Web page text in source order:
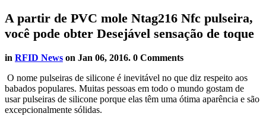
A partir de PVC mole Ntag216 Nfc pulseira,
você pode obter Desejável sensação de toque
in RFID News on Jan 06, 2016. 0 Comments
O nome pulseiras de silicone é inevitável no que diz respeito aos
babados populares. Muitas pessoas em todo o mundo gostam de
usar pulseiras de silicone porque elas têm uma ótima aparência e são
excepcionalmente sólidas.